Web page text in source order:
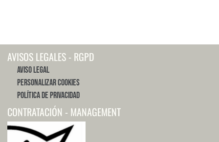
AVISOS LEGALES - RGPD
Aviso Legal
Personalizar Cookies
Política de Privacidad
CONTRATACIÓN - MANAGEMENT